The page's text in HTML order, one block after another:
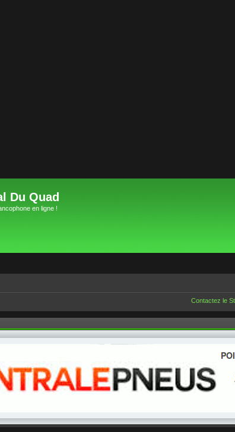
Du Quad
en ligne !
Contactez le